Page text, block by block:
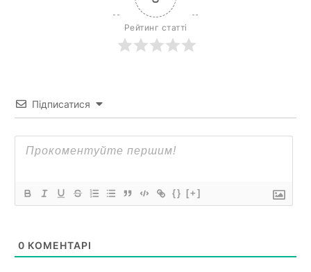
Рейтинг статті
Підписатися
{} [+]
0 КОМЕНТАРІ